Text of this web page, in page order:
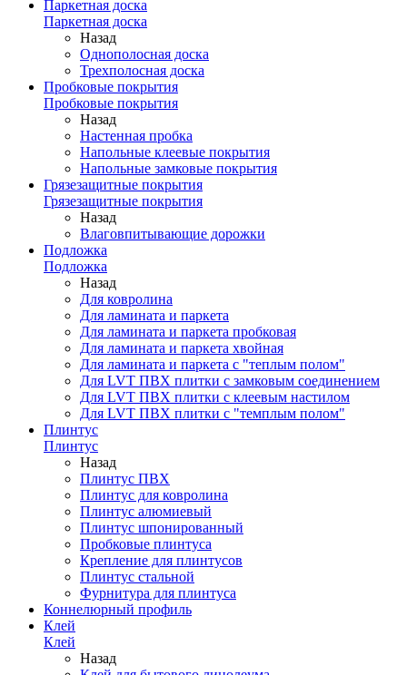
Паркетная доска
Паркетная доска
Назад
Однополосная доска
Трехполосная доска
Пробковые покрытия
Пробковые покрытия
Назад
Настенная пробка
Напольные клеевые покрытия
Напольные замковые покрытия
Грязезащитные покрытия
Грязезащитные покрытия
Назад
Влаговпитывающие дорожки
Подложка
Подложка
Назад
Для ковролина
Для ламината и паркета
Для ламината и паркета пробковая
Для ламината и паркета хвойная
Для ламината и паркета с "теплым полом"
Для LVT ПВХ плитки с замковым соединением
Для LVT ПВХ плитки с клеевым настилом
Для LVT ПВХ плитки с "темплым полом"
Плинтус
Плинтус
Назад
Плинтус ПВХ
Плинтус для ковролина
Плинтус алюмиевый
Плинтус шпонированный
Пробковые плинтуса
Крепление для плинтусов
Плинтус стальной
Фурнитура для плинтуса
Коннелюрный профиль
Клей
Клей
Назад